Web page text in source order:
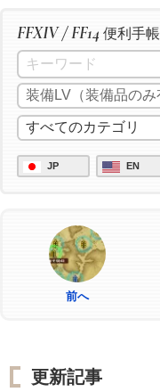
FFXIV / FF14 便利手帳
JP EN
前へ
更新記事